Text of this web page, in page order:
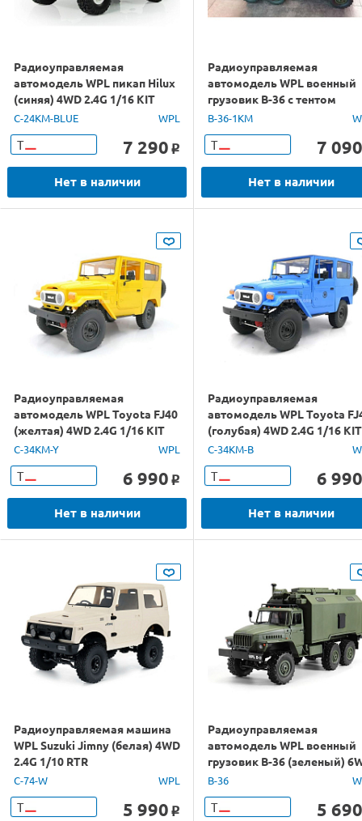
Радиоуправляемая
автомодель WPL пикап Hilux
(синяя) 4WD 2.4G 1/16 KIT
C-24KM-BLUE WPL
Т 7 290 o
Нет в наличии
Радиоуправляемая
автомодель WPL военный
грузовик B-36 с тентом
(зеленый) 6WD 2.4G 1/16
B-36-1KM
Т 7 090
Нет в наличии
Радиоуправляемая
автомодель WPL Toyota FJ40
(желтая) 4WD 2.4G 1/16 KIT
C-34KM-Y WPL
Т 6 990 o
Нет в наличии
Радиоуправляемая
автомодель WPL Toyota
(голубая) 4WD 2.4G 1/16 KIT
C-34KM-B
Т 6 990
Нет в наличии
Радиоуправляемая машина
WPL Suzuki Jimny (белая) 4WD
2.4G 1/10 RTR
C-74-W WPL
Т 5 990 o
Радиоуправляемая
автомодель WPL военный
грузовик B-36 (зеленый)
2.4G 1/16 RTR
B-36
Т 5 690